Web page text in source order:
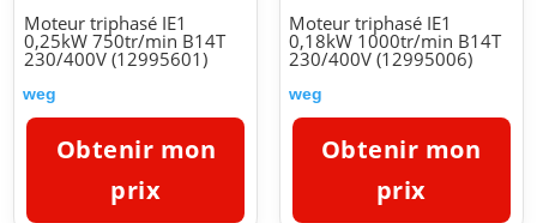
Moteur triphasé IE1
0,25kW 750tr/min B14T
230/400V (12995601)
weg
Obtenir mon
prix
Moteur triphasé IE1
0,18kW 1000tr/min B14T
230/400V (12995006)
weg
Obtenir mon
prix